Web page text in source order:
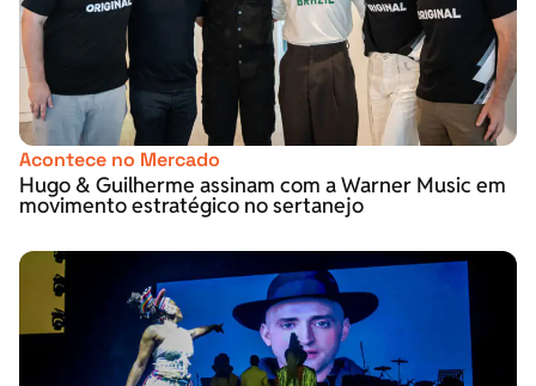
Acontece no Mercado
Hugo & Guilherme assinam com a Warner Music em
movimento estratégico no sertanejo